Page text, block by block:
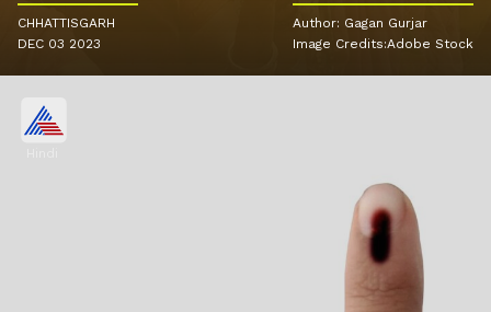
CHHATTISGARH
DEC 03 2023
Author: Gagan Gurjar
Image Credits:Adobe Stock